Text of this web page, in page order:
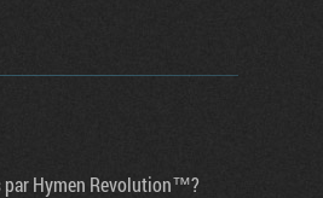
par Hymen Revolution™?